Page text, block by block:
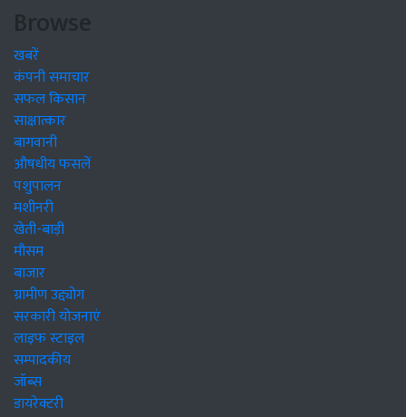
Browse
खबरें
कंपनी समाचार
सफल किसान
साक्षात्कार
बागवानी
औषधीय फसलें
पशुपालन
मशीनरी
खेती-बाड़ी
मौसम
बाजार
ग्रामीण उद्द्योग
सरकारी योजनाएं
लाइफ स्टाइल
सम्पादकीय
जॉब्स
डायरेक्टरी